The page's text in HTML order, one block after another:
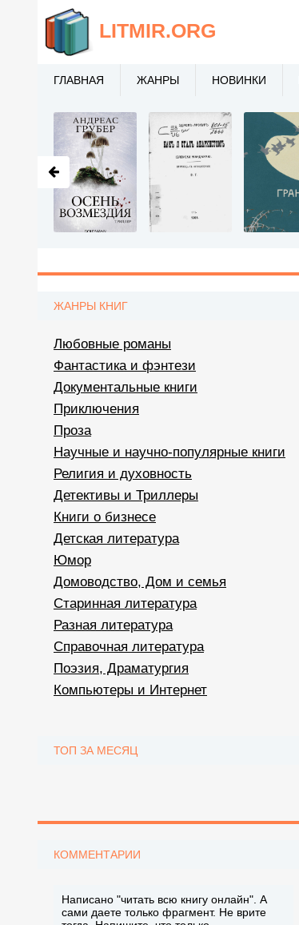
ЖАНРЫ КНИГ
Любовные романы
Фантастика и фэнтези
Документальные книги
Приключения
Проза
Научные и научно-популярные книги
Религия и духовность
Детективы и Триллеры
Книги о бизнесе
Детская литература
Юмор
Домоводство, Дом и семья
Старинная литература
Разная литература
Справочная литература
Поэзия, Драматургия
Компьютеры и Интернет
ТОП ЗА МЕСЯЦ
КОММЕНТАРИИ
Написано "читать всю книгу онлайн". А
сами даете только фрагмент. Не врите
LITMIR.ORG
ГЛАВНАЯ ЖАНРЫ НОВИНКИ